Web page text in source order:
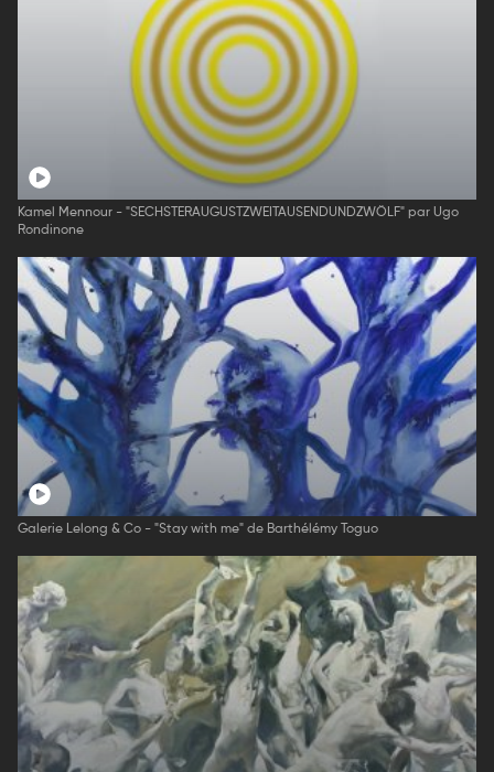
Kamel Mennour - "SECHSTERAUGUSTZWEITAUSENDUNDZWÖLF" par Ugo
Rondinone
Galerie Lelong & Co - "Stay with me" de Barthélémy Toguo